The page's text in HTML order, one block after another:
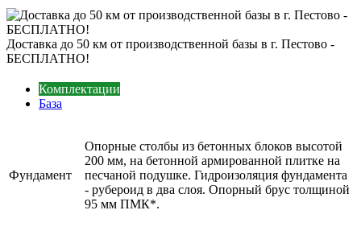
Доставка до 50 км от производственной базы в г. Пестово -
БЕСПЛАТНО!
Комплектации
База
Фундамент
Опорные столбы из бетонных блоков высотой
200 мм, на бетонной армированной плитке на
песчаной подушке. Гидроизоляция фундамента
- рубероид в два слоя. Опорный брус толщиной
95 мм ПМК*.